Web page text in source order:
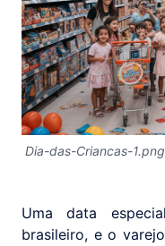
Dia-das-Criancas-1.png
Uma data
brasileiro, e o